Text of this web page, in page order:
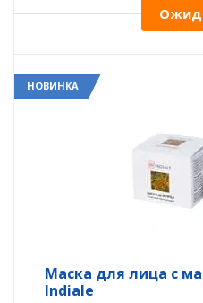
НОВИНКА
Маска для лица с
Indiale